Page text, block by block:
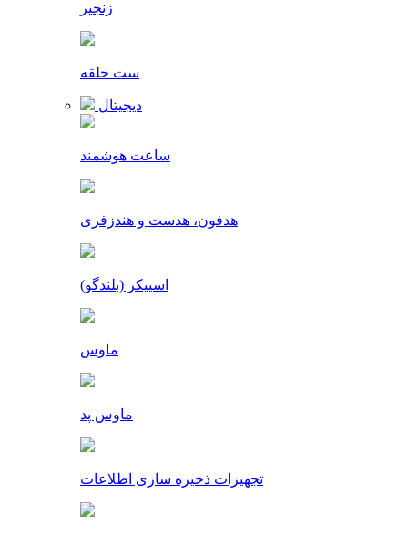
زنجیر
ست حلقه
دیجیتال
ساعت هوشمند
هدفون، هدست و هندزفری
اسپیکر (بلندگو)
ماوس
ماوس پد
تجهیزات ذخیره سازی اطلاعات